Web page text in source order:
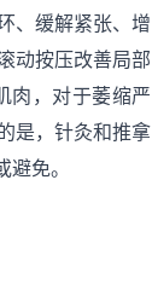
、缓解紧张、增
动按压改善局部
肉，对于萎缩严
是，针灸和推拿
免。